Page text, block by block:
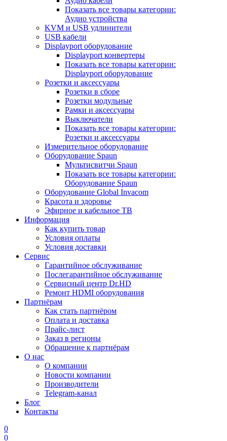
Показать все товары категории:
Аудио устройства
KVM и USB удлинители
USB кабели
Displayport оборудование
Displayport конвертеры
Показать все товары категории:
Displayport оборудование
Розетки и аксессуары
Розетки в сборе
Розетки модульные
Рамки и аксессуары
Выключатели
Показать все товары категории:
Розетки и аксессуары
Измерительное оборудование
Оборудование Spaun
Мультисвитчи Spaun
Показать все товары категории:
Оборудование Spaun
Оборудование Global Invacom
Красота и здоровье
Эфирное и кабельное ТВ
Информация
Как купить товар
Условия оплаты
Условия доставки
Сервис
Гарантийное обслуживание
Послегарантийное обслуживание
Сервисный центр Dr.HD
Ремонт HDMI оборудования
Партнёрам
Как стать партнёром
Оплата и доставка
Прайс-лист
Заказ в регионы
Обращение к партнёрам
О нас
О компании
Новости компании
Производители
Telegram-канал
Блог
Контакты
0
0